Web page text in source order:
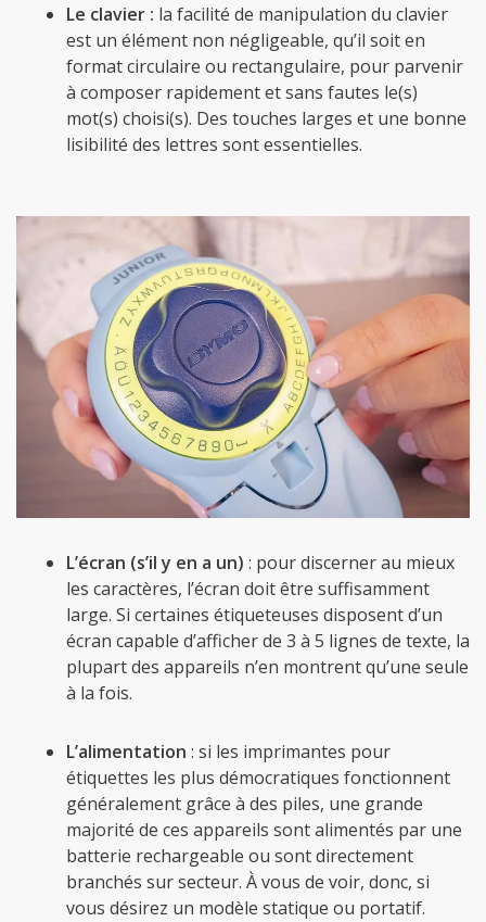
Le clavier : la facilité de manipulation du clavier
est un élément non négligeable, qu’il soit en
format circulaire ou rectangulaire, pour parvenir
à composer rapidement et sans fautes le(s)
mot(s) choisi(s). Des touches larges et une bonne
lisibilité des lettres sont essentielles.
L’écran (s’il y en a un) : pour discerner au mieux
les caractères, l’écran doit être suffisamment
large. Si certaines étiqueteuses disposent d’un
écran capable d’afficher de 3 à 5 lignes de texte, la
plupart des appareils n’en montrent qu’une seule
à la fois.
L’alimentation : si les imprimantes pour
étiquettes les plus démocratiques fonctionnent
généralement grâce à des piles, une grande
majorité de ces appareils sont alimentés par une
batterie rechargeable ou sont directement
branchés sur secteur. À vous de voir, donc, si
vous désirez un modèle statique ou portatif.